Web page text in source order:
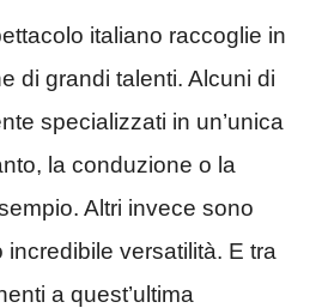
italiano raccoglie in
di grandi talenti. Alcuni di
specializzati in un’unica
la conduzione o la
Altri invece sono
incredibile versatilità. E tra
a quest’ultima